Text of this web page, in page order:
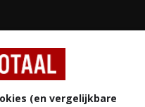
(en vergelijkbare